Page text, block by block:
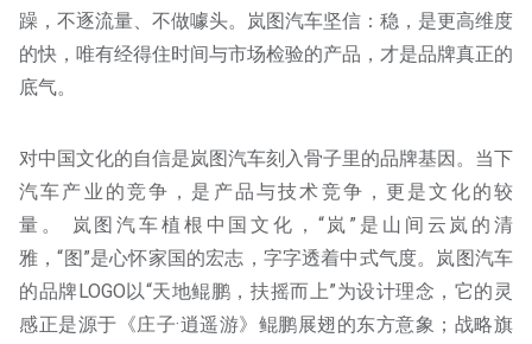
躁，不逐流量、不做噱头。岚图汽车坚信：稳，是更高维度
的快，唯有经得住时间与市场检验的产品，才是品牌真正的
底气。
对中国文化的自信是岚图汽车刻入骨子里的品牌基因。当下
汽车产业的竞争，是产品与技术竞争，更是文化的较
量。 岚图汽车植根中国文化，“岚”是山间云岚的清
雅，“图”是心怀家国的宏志，字字透着中式气度。岚图汽车
的品牌LOGO以“天地鲲鹏，扶摇而上”为设计理念，它的灵
感正是源于《庄子·逍遥游》鲲鹏展翅的东方意象；战略旗